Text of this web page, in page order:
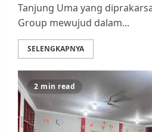
Tanjung Uma yang
Group mewujud dalam...
SELENGKAPNYA
2 min read
Datangi
Rempang
Diambil